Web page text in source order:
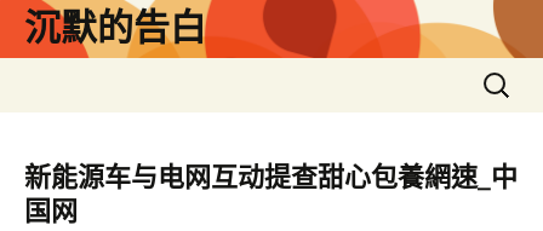
沉默的告白
搜
尋
鍵
字:
新能源车与电网互动提查甜心包養網速_中
国网